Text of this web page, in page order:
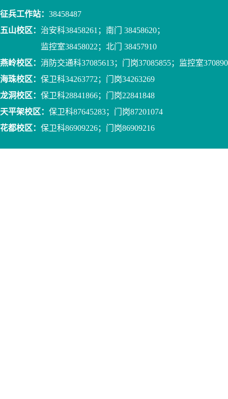
征兵工作站： 38458487
五山校区： 治安科38458261；南门 38458620；
监控室38458022；北门 38457910
燕岭校区： 消防交通科37085613；门岗37085855；监控室
海珠校区： 保卫科34263772；门岗34263269
龙洞校区： 保卫科28841866；门岗22841848
天平架校区： 保卫科87645283；门岗87201074
花都校区： 保卫科86909226；门岗86909216